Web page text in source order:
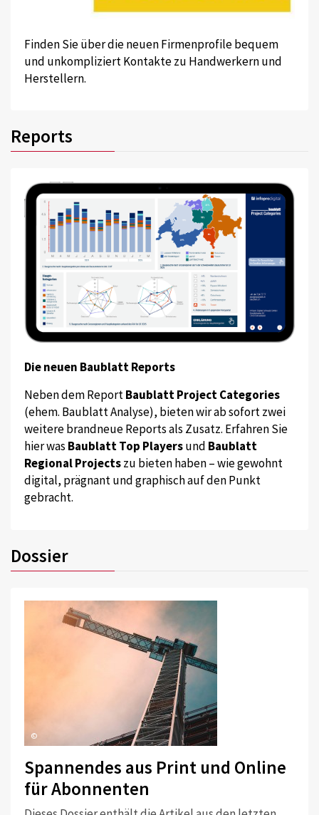
Finden Sie über die neuen Firmenprofile bequem
und unkompliziert Kontakte zu Handwerkern und
Herstellern.
Reports
Die neuen Baublatt Reports
Neben dem ReportBaublatt Project Categories
(ehem. Baublatt Analyse), bieten wir ab sofort zwei
weitere brandneue Reports als Zusatz. Erfahren Sie
hier was Baublatt Top Playersund Baublatt
Regional Projectszu bieten haben – wie gewohnt
digital, prägnant und graphisch auf den Punkt
gebracht.
Dossier
©
Spannendes aus Print und Online
für Abonnenten